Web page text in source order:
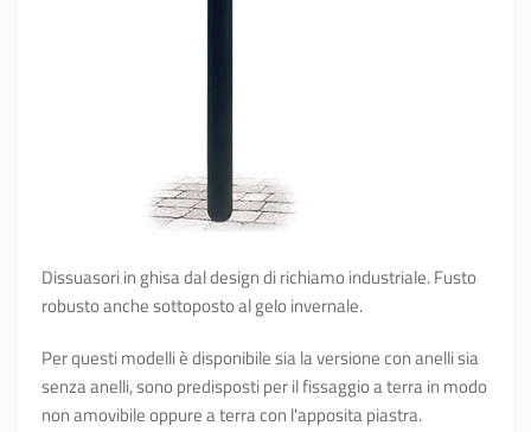
Dissuasori in ghisa dal design di richiamo industriale. Fusto
robusto anche sottoposto al gelo invernale.
Per questi modelli è disponibile sia la versione con anelli sia
senza anelli, sono predisposti per il fissaggio a terra in modo
non amovibile oppure a terra con l'apposita piastra.